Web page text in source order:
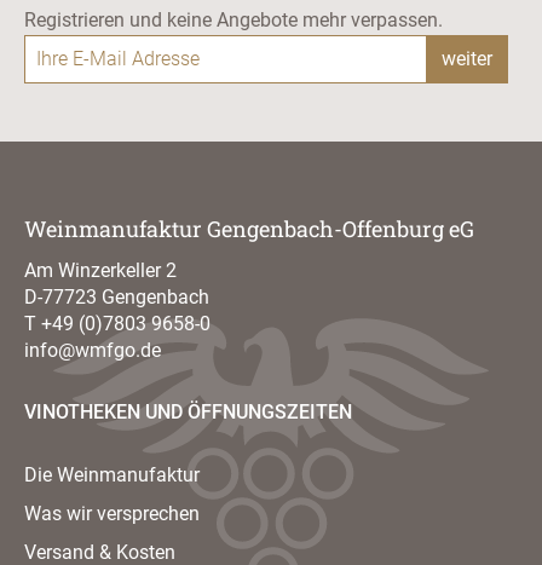
Registrieren und keine Angebote mehr verpassen.
weiter
Weinmanufaktur Gengenbach-Offenburg eG
Am Winzerkeller 2
D-77723 Gengenbach
T +49 (0)7803 9658-0
info@wmfgo.de
VINOTHEKEN UND ÖFFNUNGSZEITEN
Die Weinmanufaktur
Was wir versprechen
Versand & Kosten